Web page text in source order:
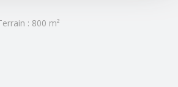
: 800 m²